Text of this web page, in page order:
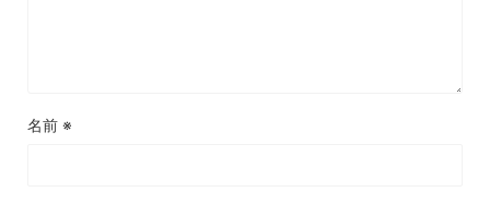
名前 ※